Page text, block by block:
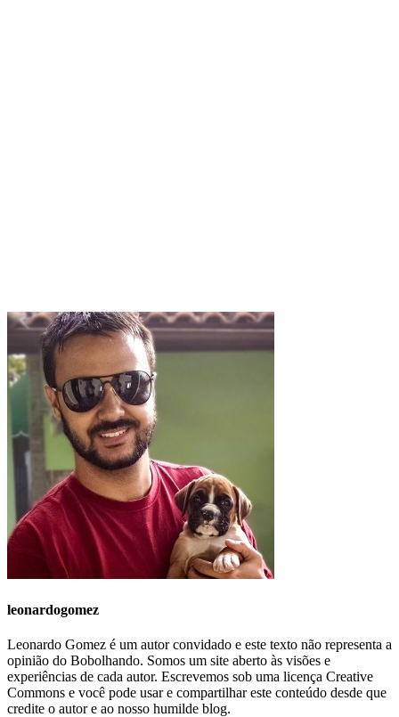
leonardogomez
Leonardo Gomez é um autor convidado e este texto não representa a
opinião do Bobolhando. Somos um site aberto às visões e
experiências de cada autor. Escrevemos sob uma licença Creative
Commons e você pode usar e compartilhar este conteúdo desde que
credite o autor e ao nosso humilde blog.